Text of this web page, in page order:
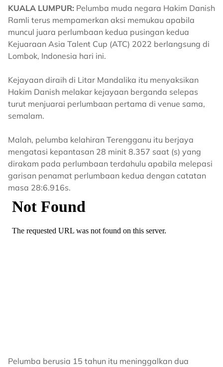
KUALA LUMPUR: Pelumba muda negara Hakim Danish
Ramli terus mempamerkan aksi memukau apabila
muncul juara perlumbaan kedua pusingan kedua
Kejuaraan Asia Talent Cup (ATC) 2022 berlangsung di
Lombok, Indonesia hari ini.
Kejayaan diraih di Litar Mandalika itu menyaksikan
Hakim Danish melakar kejayaan berganda selepas
turut menjuarai perlumbaan pertama di venue sama,
semalam.
Malah, pelumba kelahiran Terengganu itu berjaya
mengatasi kepantasan 28 minit 8.357 saat (s) yang
dirakam pada perlumbaan terdahulu apabila melepasi
garisan penamat perlumbaan kedua dengan catatan
masa 28:6.916s.
Pelumba berusia 15 tahun itu meninggalkan dua